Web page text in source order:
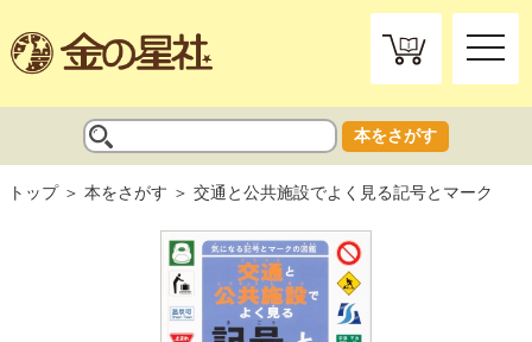
toggle
本をさがす
トップ 本をさがす 交通と公共施設でよく見る記号とマーク